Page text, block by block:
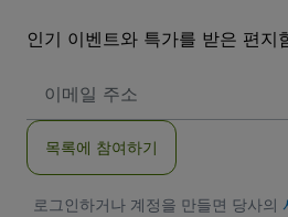
인기 이벤트와 특가를 받은 편지
메
소
목록에 참여하기
로그인하거나 계정을 만들면 당사의